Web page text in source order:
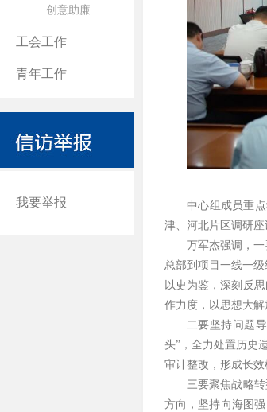
创意助廉
工会工作
青年工作
我要举报
中心组成员重
津、河北片区调研座
万军杰强调，
总部到项目一线一
以史为鉴，深刻反
作力度，以思想大解
二要坚持问题
头”，全力处置历史
审计整改，形成长效
三要聚焦战略
方向，坚持向海图